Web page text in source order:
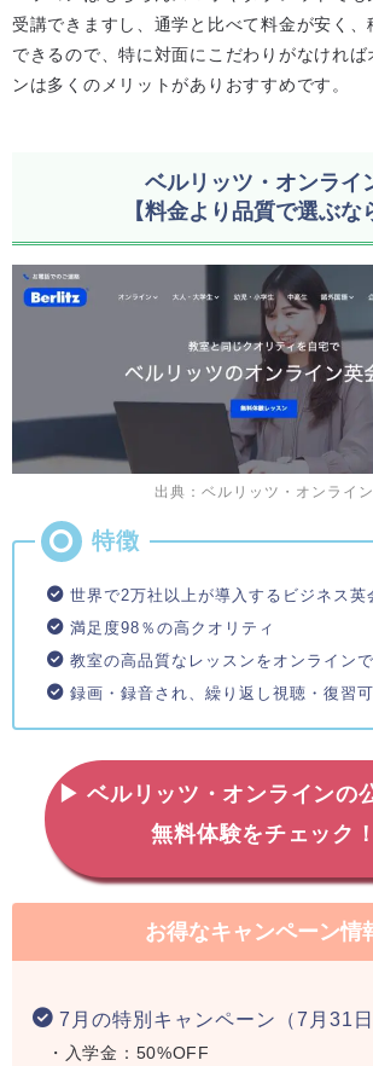
受講できますし、通学と比べて料金が安く、
できるので、特に対面にこだわりがなければ
ンは多くのメリットがありおすすめです。
ベルリッツ・オンライ
【料金より品質で選ぶな
出典：ベルリッツ・オンライン
世界で2万社以上が導入するビジネス英
満足度98％の高クオリティ
教室の高品質なレッスンをオンライン
録画・録音され、繰り返し視聴・復習
▶ ベルリッツ・オンラインの
無料体験をチェック！
お得なキャンペーン情
7月の特別キャンペーン（7月31日
・入学金：50%OFF